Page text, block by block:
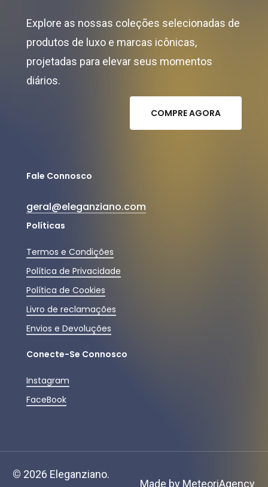
Ver Carrinho Finalizar Compras
Explore as nossas coleções selecionadas de
produtos de luxo e marcas icônicas,
projetadas para elevar seus momentos
diários.
COMPREAGORA
Fale Connosco
geral@eleganziano.com
Políticas
Termos e Condições
Política de Privacidade
Política de Cookies
Livro de reclamações
Envios e Devoluções
Conecte-Se Connosco
Instagram
FaceBook
© 2026 Eleganziano.
Made by MeteoriAgency